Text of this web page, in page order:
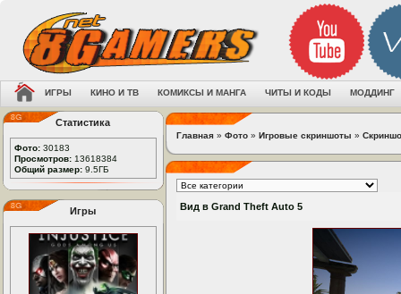
ИГРЫ КИНО И ТВ КОМИКСЫ И МАНГА ЧИТЫ И КОДЫ МОДДИНГ
Статистика
Фото: 30183
Просмотров: 13618384
Общий размер: 9.5ГБ
Игры
Главная » Фото » Игровые скриншоты »
Вид в Grand Theft Auto 5